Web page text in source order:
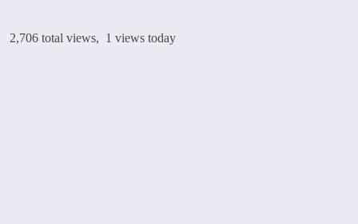
2,706 total views, 1 views today